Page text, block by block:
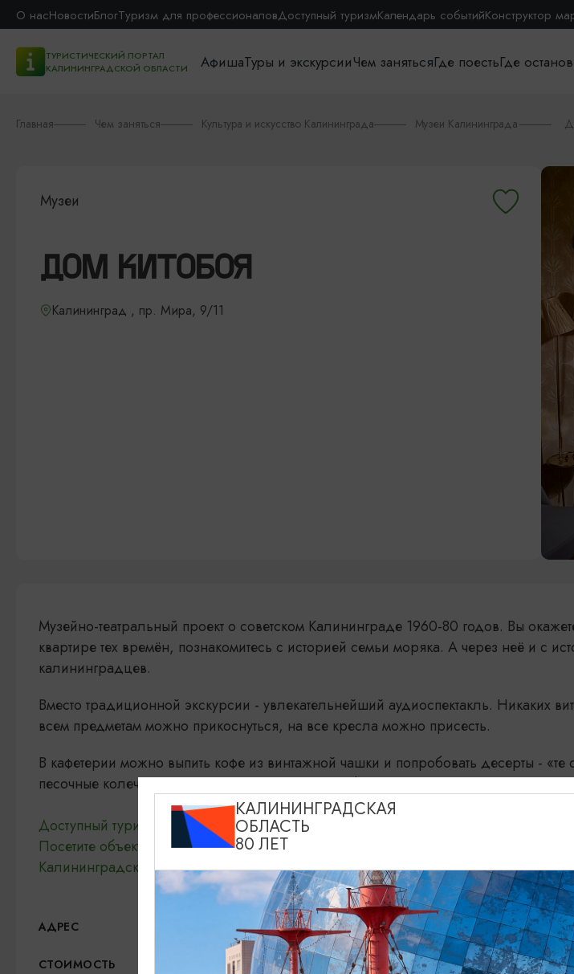
О насНовостиБлогТуризм для профессионаловДоступный туризмКалендарь событийКонструктор
ТУРИСТИЧЕСКИЙ ПОРТАЛ
КАЛИНИНГРАДСКОЙ ОБЛАСТИ
АфишаТуры и экскурсииЧем занятьсяГде поестьГде
Главная Чем заняться Культура и искусство Калининграда Музеи Калининграда
Музеи
ДОМ КИТОБОЯ
Калининград , пр. Мира, 9/11
Музейно-театральный проект о советском Калининграде 1960-80 годов. Вы
квартире тех времён, познакомитесь с историей семьи моряка. А через неё и с
калининградцев.
Вместо традиционной экскурсии - увлекательнейший аудиоспектакль. Никаких
всем предметам можно прикоснуться, на все кресла можно присесть.
В кафетерии можно выпить кофе из винтажной чашки и попробовать десерты - «те
песочные колечки, пирожное «Картошка», пломбир с шоколадной крошкой и
Доступный туризм
Посетите объект и получите "Юбилейную" степень проекта "Настоящий
Калининградской области
АДРЕС пр. Мира, 9/11, Показать на карте
СТОИМОСТЬ Взрослый - 1000 руб., льготный - 800 руб.
КАЛИНИНГРАДСКАЯ
ОБЛАСТЬ
80 ЛЕТ